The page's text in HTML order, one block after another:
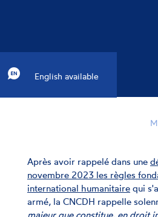
English available
Après avoir rappelé dans une
novembre 2023 les règles
international humanitaire qui
armé, la CNCDH rappelle